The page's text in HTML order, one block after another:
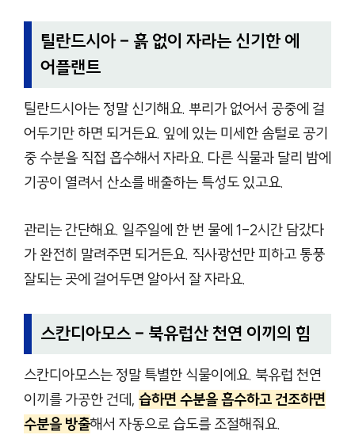
틸란드시아 – 흙 없이 자라는 신기한 에
어플랜트
틸란드시아는 정말 신기해요. 뿌리가 없어서 공중에 걸
어두기만 하면 되거든요. 잎에 있는 미세한 솜털로 공기
중 수분을 직접 흡수해서 자라요. 다른 식물과 달리 밤에
기공이 열려서 산소를 배출하는 특성도 있고요.
관리는 간단해요. 일주일에 한 번 물에 1-2시간 담갔다
가 완전히 말려주면 되거든요. 직사광선만 피하고 통풍
잘되는 곳에 걸어두면 알아서 잘 자라요.
스칸디아모스 – 북유럽산 천연 이끼의 힘
스칸디아모스는 정말 특별한 식물이에요. 북유럽 천연
이끼를 가공한 건데, 습하면 수분을 흡수하고 건조하면
수분을 방출해서 자동으로 습도를 조절해줘요.